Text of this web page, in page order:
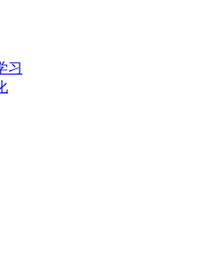
习